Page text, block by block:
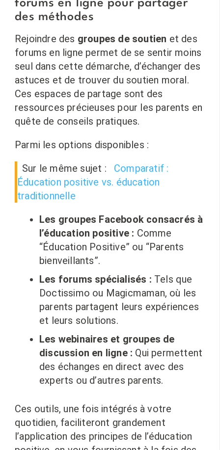
forums en ligne pour partager
des méthodes
Rejoindre des groupes de soutien et des
forums en ligne permet de se sentir moins
seul dans cette démarche, d’échanger des
astuces et de trouver du soutien moral.
Ces espaces de partage sont des
ressources précieuses pour les parents en
quête de conseils pratiques.
Parmi les options disponibles :
Sur le même sujet :
Comparatif :
Éducation positive vs. éducation
traditionnelle
Les groupes Facebook consacrés à
l’éducation positive : Comme
“Éducation Positive” ou “Parents
bienveillants”.
Les forums spécialisés : Tels que
Doctissimo ou Magicmaman, où les
parents partagent leurs expériences
et leurs solutions.
Les webinaires et groupes de
discussion en ligne : Qui permettent
des échanges en direct avec des
experts ou d’autres parents.
Ces outils, une fois intégrés à votre
quotidien, faciliteront grandement
l’application des principes de l’éducation